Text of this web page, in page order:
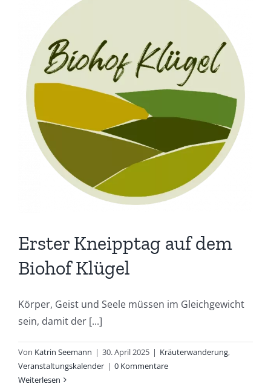
Erster Kneipptag auf dem
Biohof Klügel
Körper, Geist und Seele müssen im Gleichgewicht
sein, damit der [...]
Von Katrin Seemann | 30. April 2025 | Kräuterwanderung,
Veranstaltungskalender | 0 Kommentare
Weiterlesen